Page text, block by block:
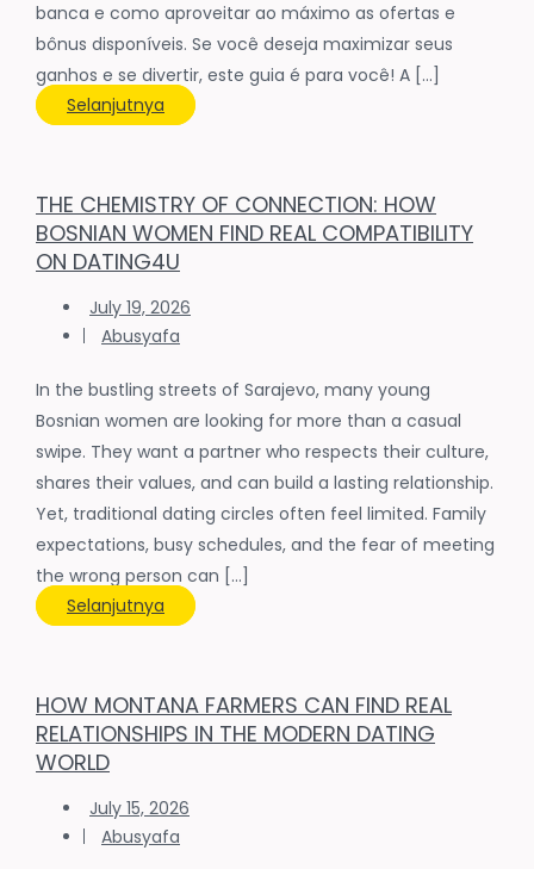
banca e como aproveitar ao máximo as ofertas e
bônus disponíveis. Se você deseja maximizar seus
ganhos e se divertir, este guia é para você! A […]
Selanjutnya
THE CHEMISTRY OF CONNECTION: HOW
BOSNIAN WOMEN FIND REAL COMPATIBILITY
ON DATING4U
July 19, 2026
Abusyafa
In the bustling streets of Sarajevo, many young
Bosnian women are looking for more than a casual
swipe. They want a partner who respects their culture,
shares their values, and can build a lasting relationship.
Yet, traditional dating circles often feel limited. Family
expectations, busy schedules, and the fear of meeting
the wrong person can […]
Selanjutnya
HOW MONTANA FARMERS CAN FIND REAL
RELATIONSHIPS IN THE MODERN DATING
WORLD
July 15, 2026
Abusyafa